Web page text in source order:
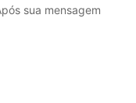
sua mensagem